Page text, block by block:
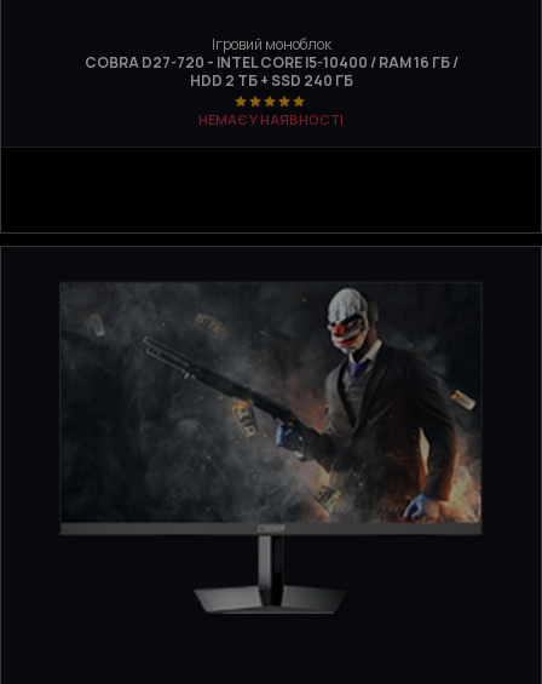
Ігровий моноблок
COBRA D27-720 - INTEL CORE I5-10400 / RAM 16 ГБ /
HDD 2 ТБ + SSD 240 ГБ
НЕМАЄ У НАЯВНОСТІ